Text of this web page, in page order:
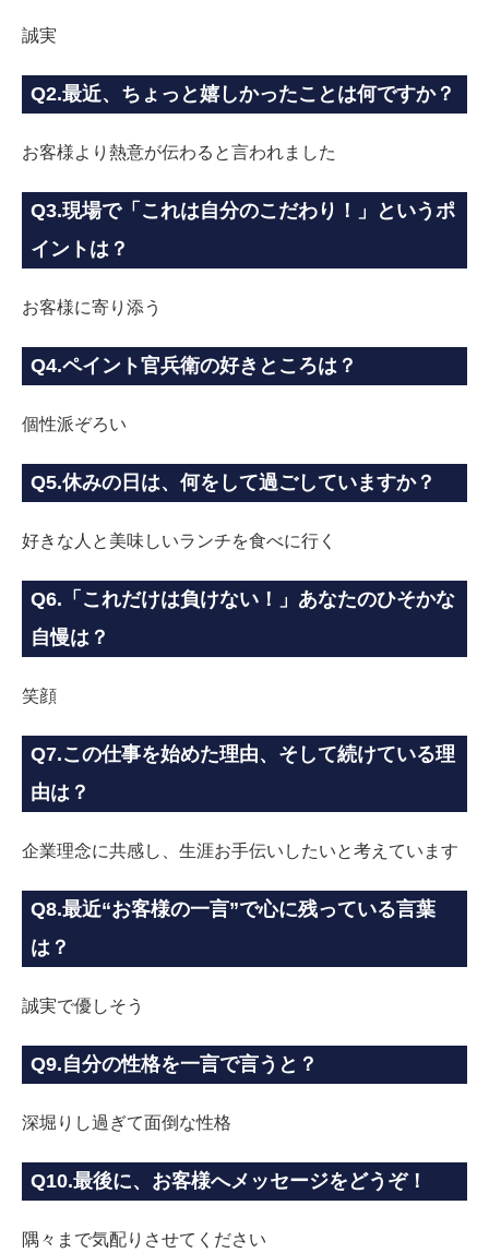
誠実
Q2.最近、ちょっと嬉しかったことは何ですか？
お客様より熱意が伝わると言われました
Q3.現場で「これは自分のこだわり！」というポ
イントは？
お客様に寄り添う
Q4.ペイント官兵衛の好きところは？
個性派ぞろい
Q5.休みの日は、何をして過ごしていますか？
好きな人と美味しいランチを食べに行く
Q6.「これだけは負けない！」あなたのひそかな
自慢は？
笑顔
Q7.この仕事を始めた理由、そして続けている理
由は？
企業理念に共感し、生涯お手伝いしたいと考えています
Q8.最近“お客様の一言”で心に残っている言葉
は？
誠実で優しそう
Q9.自分の性格を一言で言うと？
深堀りし過ぎて面倒な性格
Q10.最後に、お客様へメッセージをどうぞ！
隅々まで気配りさせてください